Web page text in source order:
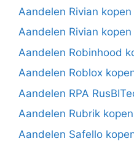
Aandelen Rivian kopen
Aandelen Rivian kopen
Aandelen Robinhood
Aandelen Roblox
Aandelen RPA
Aandelen Rubrik kopen
Aandelen Safello